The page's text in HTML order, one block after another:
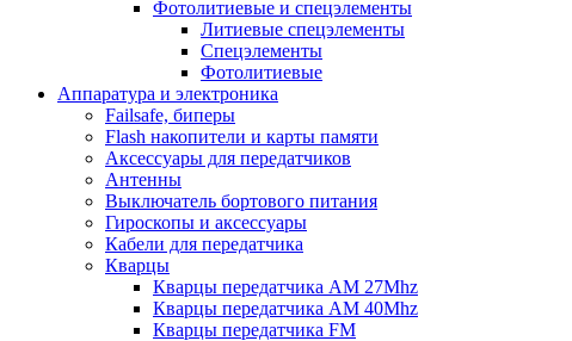
Фотолитиевые и спецэлементы
Литиевые спецэлементы
Спецэлементы
Фотолитиевые
Аппаратура и электроника
Failsafe, биперы
Flash накопители и карты памяти
Аксессуары для передатчиков
Антенны
Выключатель бортового питания
Гироскопы и аксессуары
Кабели для передатчика
Кварцы
Кварцы передатчика AM 27Mhz
Кварцы передатчика AM 40Mhz
Кварцы передатчика FM